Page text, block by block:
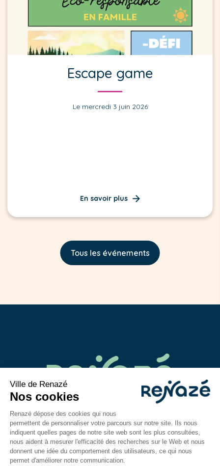
Escape game
Le mercredi 3 juin 2026
En savoir plus
Tous les événements
02 43 06 40 14
contact@mairie-renaze.fr
Place de l'Europe BP 01
53 800 Renazé
Du lundi au mercredi : 9h-12h30 / 14h–18h